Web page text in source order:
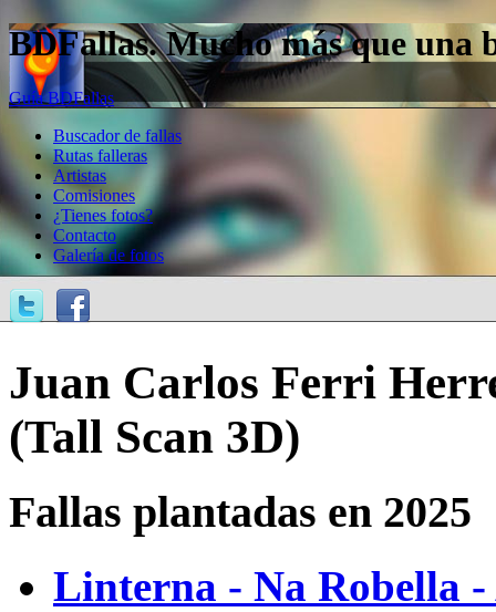
BDFallas. Mucho más que una
Guía BDFallas
Buscador de fallas
Rutas falleras
Artistas
Comisiones
¿Tienes fotos?
Contacto
Galería de fotos
Juan Carlos Ferri
(Tall Scan 3D)
Fallas plantadas en 2025
Linterna - Na Robella -